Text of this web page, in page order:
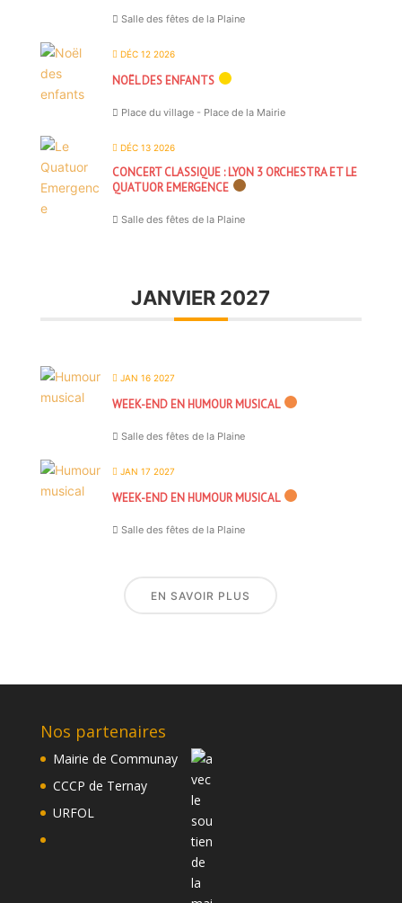
Salle des fêtes de la Plaine
DÉC 12 2026
NOËL DES ENFANTS
Place du village - Place de la Mairie
DÉC 13 2026
CONCERT CLASSIQUE : LYON 3 ORCHESTRA ET LE
QUATUOR EMERGENCE
Salle des fêtes de la Plaine
JANVIER 2027
JAN 16 2027
WEEK-END EN HUMOUR MUSICAL
Salle des fêtes de la Plaine
JAN 17 2027
WEEK-END EN HUMOUR MUSICAL
Salle des fêtes de la Plaine
EN SAVOIR PLUS
Nos partenaires
Mairie de Communay
CCCP de Ternay
URFOL